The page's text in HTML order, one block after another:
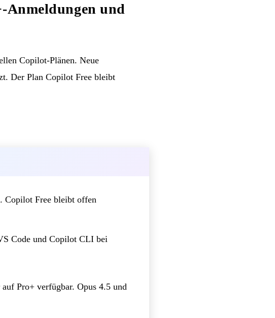
und
Copilot-Plänen. Neue
Der Plan Copilot Free bleibt
Copilot Free bleibt offen
Code und Copilot CLI bei
Pro+ verfügbar. Opus 4.5 und